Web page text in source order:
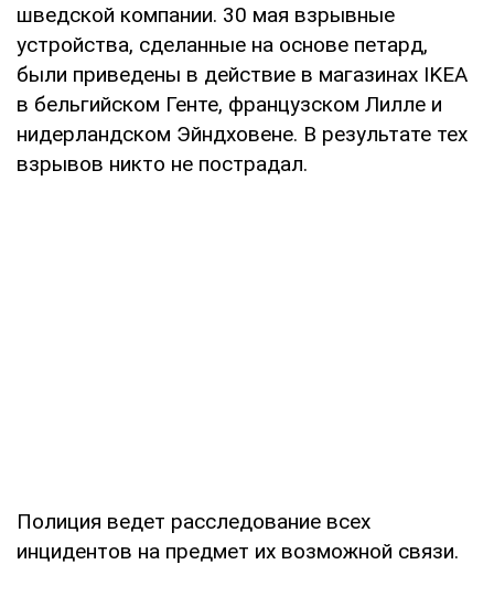
шведской компании. 30 мая взрывные
устройства, сделанные на основе петард,
были приведены в действие в магазинах IKEA
в бельгийском Генте, французском Лилле и
нидерландском Эйндховене. В результате тех
взрывов никто не пострадал.
Полиция ведет расследование всех
инцидентов на предмет их возможной связи.